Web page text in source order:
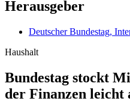
20/1000(Dokument, öffnet ein
öffnet ein neues Fenster)
20/1200(Dokument, öffnet ein
öffnet ein neues Fenster)) sieht
vor. Der Haushaltsausschuss
(20/1608 (Dokument, öffnet ein
öffnet ein neues Fenster)). Im
Milliarden Euro zur Verfügung.